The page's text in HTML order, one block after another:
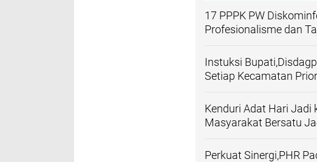
17 PPPK PW
Profesionalisme dan
Instuksi
Setiap Kecamatan
Kenduri Adat Hari Jadi
Masyarakat Bersatu
Perkuat Sinergi,PHR